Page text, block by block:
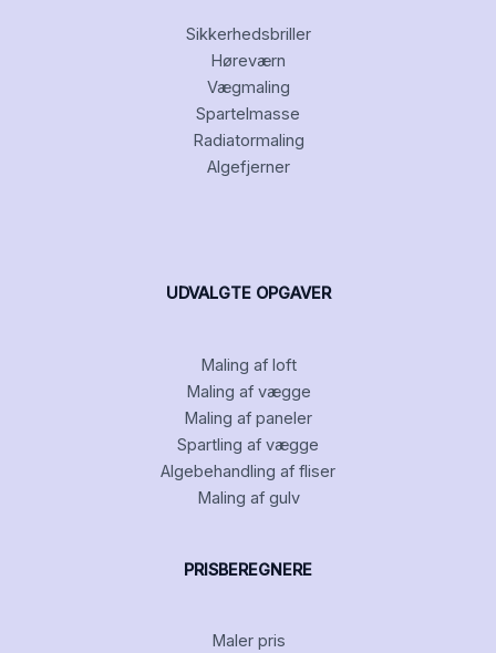
Sikkerhedsbriller
Høreværn
Vægmaling
Spartelmasse
Radiatormaling
Algefjerner
UDVALGTE OPGAVER
Maling af loft
Maling af vægge
Maling af paneler
Spartling af vægge
Algebehandling af fliser
Maling af gulv
PRISBEREGNERE
Maler pris